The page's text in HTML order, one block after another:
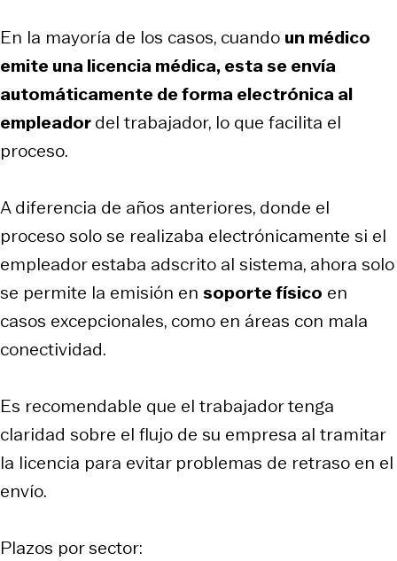
En la mayoría de los casos, cuando un médico
emite una licencia médica, esta se envía
automáticamente de forma electrónica al
empleadordel trabajador, lo que facilita el
proceso.
A diferencia de años anteriores, donde el
proceso solo se realizaba electrónicamente si el
empleador estaba adscrito al sistema, ahora solo
se permite la emisión en soporte físico en
casos excepcionales, como en áreas con mala
conectividad.
Es recomendable que el trabajador tenga
claridad sobre el flujo de su empresa al tramitar
la licencia para evitar problemas de retraso en el
envío.
Plazos por sector: